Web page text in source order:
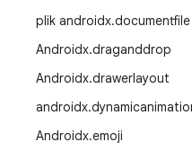
plik androidx.documentfile
Androidx.draganddrop
Androidx.drawerlayout
androidx.
Androidx.emoji